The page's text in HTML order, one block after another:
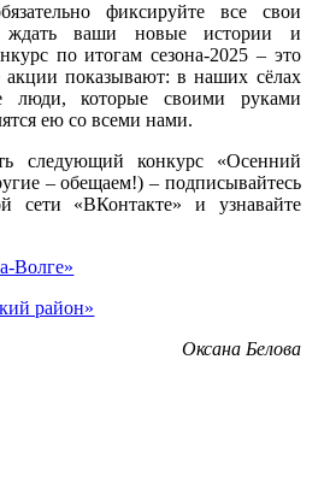
фиксируйте все свои
ждать ваши новые истории и
по итогам сезона-2025 – это
акции показывают: в наших сёлах
люди, которые своими руками
ею со всеми нами.
следующий конкурс «Осенний
– обещаем!) – подписывайтесь
сети «ВКонтакте» и узнавайте
Волге»
район»
Оксана Белова